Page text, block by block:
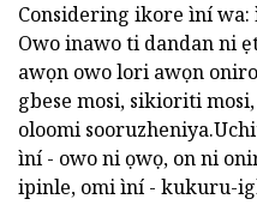
Considering ikore ìní
Owo inawo ti dandan ni
awọn owo lori awọn
gbese mosi, sikioriti
oloomi
ìní - owo ni ọwọ, on ni
ipinle, omi ìní - kukuru-